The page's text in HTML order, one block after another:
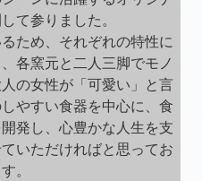
て参りました。
ため、それぞれの特性に
各窯元と二人三脚でモノ
の女性が「可愛い」と言
やすい食器を中心に、食
発し、心豊かな人生を支
いただければと思ってお
。